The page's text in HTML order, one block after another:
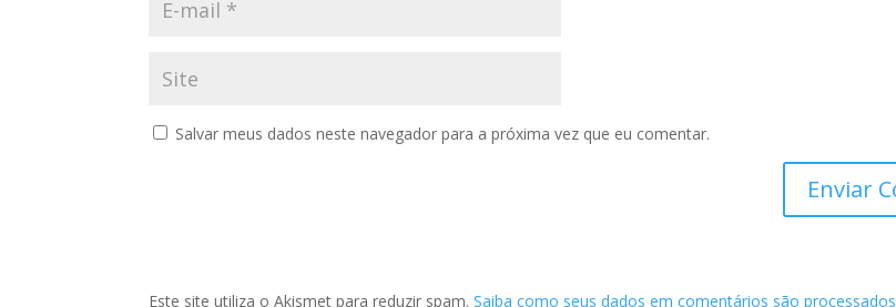
Salvar meus dados neste navegador para a próxima vez que eu comentar.
Este site utiliza o Akismet para reduzir spam.Saiba como seus dados em comentários são processados